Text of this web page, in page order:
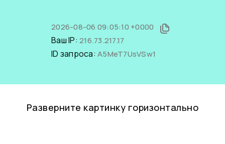
2026-08-06 09:05:10 +0000
Ваш IP: 216.73.217.17
ID запроса: A5MeT7UsVSw1
Разверните картинку горизонтально